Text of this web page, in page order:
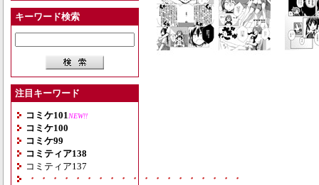
キーワード検索
注目キーワード
コミケ101 NEW!!
コミケ100
コミケ99
コミティア138
コミティア137
・・・・・・・・・・・・・・・・・・・